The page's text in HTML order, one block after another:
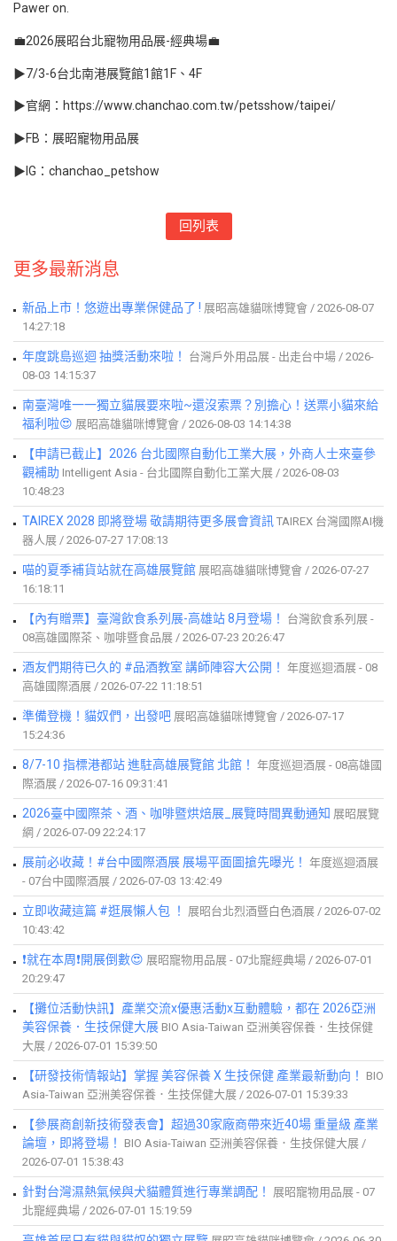
Pawer on.
💼2026展昭台北寵物用品展-經典場💼
▶7/3-6台北南港展覽館1館1F、4F
▶官網：https://www.chanchao.com.tw/petsshow/taipei/
▶FB：展昭寵物用品展
▶IG：chanchao_petshow
回列表
更多最新消息
新品上市！悠遊出專業保健品了 ! 展昭高雄貓咪博覽會 / 2026-08-07
14:27:18
年度跳島巡迴 抽獎活動來啦！
台灣戶外用品展 - 出走台中場 / 2026-
08-03 14:15:37
南臺灣唯一一獨立貓展要來啦~還沒索票？別擔心！送票小貓來給
福利啦😍 展昭高雄貓咪博覽會 / 2026-08-03 14:14:38
【申請已截止】2026 台北國際自動化工業大展，外商人士來臺參
觀補助 Intelligent Asia - 台北國際自動化工業大展 / 2026-08-03
10:48:23
TAIREX 2028 即將登場 敬請期待更多展會資訊 TAIREX 台灣國際AI機
器人展 / 2026-07-27 17:08:13
喵的夏季補貨站就在高雄展覽館 展昭高雄貓咪博覽會 / 2026-07-27
16:18:11
【內有贈票】臺灣飲食系列展-高雄站 8月登場！
台灣飲食系列展 -
08高雄國際茶、咖啡暨食品展 / 2026-07-23 20:26:47
酒友們期待已久的 #品酒教室 講師陣容大公開！ 年度巡迴酒展 - 08
高雄國際酒展 / 2026-07-22 11:18:51
準備登機！貓奴們，出發吧 展昭高雄貓咪博覽會 / 2026-07-17
15:24:36
8/7-10 指標港都站 進駐高雄展覽館 北館！ 年度巡迴酒展 - 08高雄國
際酒展 / 2026-07-16 09:31:41
2026臺中國際茶、酒、咖啡暨烘焙展_展覽時間異動通知 展昭展覽
網 / 2026-07-09 22:24:17
展前必收藏！#台中國際酒展 展場平面圖搶先曝光！ 年度巡迴酒展
- 07台中國際酒展 / 2026-07-03 13:42:49
立即收藏這篇 #逛展懶人包 ！
展昭台北烈酒暨白色酒展 / 2026-07-02
10:43:42
❗就在本周❗開展倒數😍 展昭寵物用品展 - 07北寵經典場 / 2026-07-01
20:29:47
【攤位活動快訊】產業交流x優惠活動x互動體驗，都在 2026亞洲
美容保養．生技保健大展 BIO Asia-Taiwan 亞洲美容保養．生技保健
大展 / 2026-07-01 15:39:50
【研發技術情報站】掌握 美容保養 X 生技保健 產業最新動向！
BIO
Asia-Taiwan 亞洲美容保養．生技保健大展 / 2026-07-01 15:39:33
【參展商創新技術發表會】超過30家廠商帶來近40場 重量級 產業
論壇，即將登場！
BIO Asia-Taiwan 亞洲美容保養．生技保健大展 /
2026-07-01 15:38:43
針對台灣濕熱氣候與犬貓體質進行專業調配！
展昭寵物用品展 - 07
北寵經典場 / 2026-07-01 15:19:59